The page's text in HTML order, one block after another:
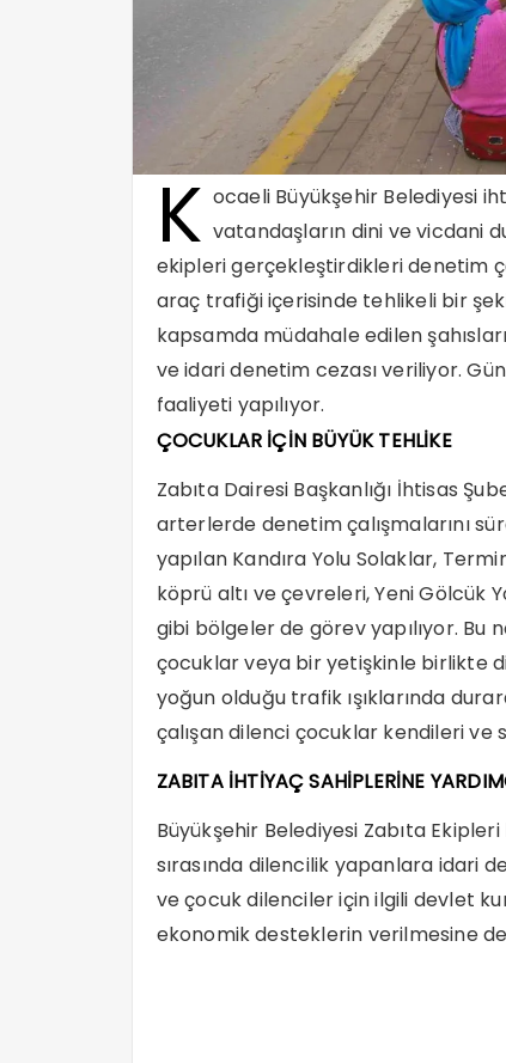
K ocaeli Büyükşehir Belediyesi
vatandaşların dini ve vicdani
ekipleri gerçekleştirdikleri denetim
araç trafiği içerisinde tehlikeli bir
kapsamda müdahale edilen
ve idari denetim cezası veriliyor.
faaliyeti yapılıyor.
ÇOCUKLAR İÇİN BÜYÜK TEHLİKE
Zabıta Dairesi Başkanlığı İhtisas
arterlerde denetim çalışmalarını
yapılan Kandıra Yolu Solaklar,
köprü altı ve çevreleri, Yeni Gölcük
gibi bölgeler de görev yapılıyor. Bu
çocuklar veya bir yetişkinle birlikte
yoğun olduğu trafik ışıklarında
çalışan dilenci çocuklar kendileri
ZABITA İHTİYAÇ SAHİPLERİNE
Büyükşehir Belediyesi Zabıta
sırasında dilencilik yapanlara idari
ve çocuk dilenciler için ilgili devlet
ekonomik desteklerin verilmesine